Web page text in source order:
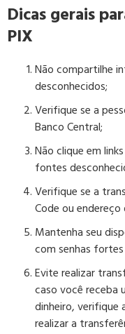
Dicas gerais
PIX
Não compartilhe
desconhecidos;
Verifique se a
Banco Central;
Não clique em
fontes
Verifique se a
Code ou
Mantenha seu
com senhas
Evite realizar
caso você receba
dinheiro, verifique
realizar a